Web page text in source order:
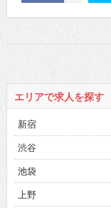
エリアで求人を探す
新宿
渋谷
池袋
上野